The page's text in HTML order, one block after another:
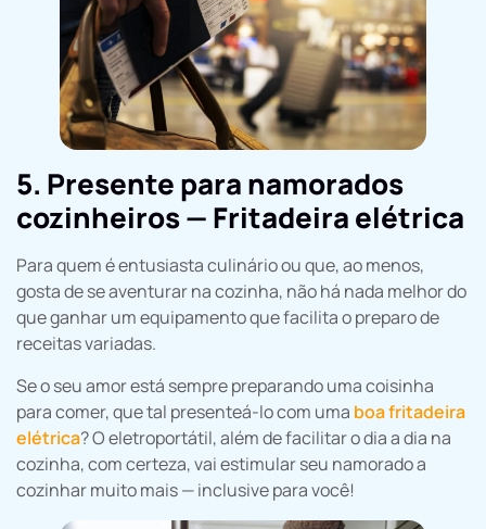
5. Presente para namorados
cozinheiros — Fritadeira elétrica
Para quem é entusiasta culinário ou que, ao menos,
gosta de se aventurar na cozinha, não há nada melhor do
que ganhar um equipamento que facilita o preparo de
receitas variadas.
Se o seu amor está sempre preparando uma coisinha
para comer, que tal presenteá-lo com uma boa fritadeira
elétrica? O eletroportátil, além de facilitar o dia a dia na
cozinha, com certeza, vai estimular seu namorado a
cozinhar muito mais — inclusive para você!